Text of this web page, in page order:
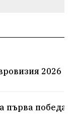
2026
първа победа